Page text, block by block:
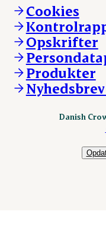
Vores resultater
Vores lokationer
Kontakt
Andelsejere - kreatur
DAT-Schaub.com
ESS-FOOD.com
Fonden Dansk
KLS.se
nordicspoor.com
Scanhide.dk
Cookies
Opskrifter
Produkter
Danish